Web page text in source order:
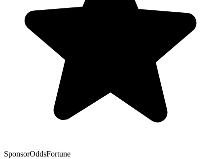
SponsorOddsFortune